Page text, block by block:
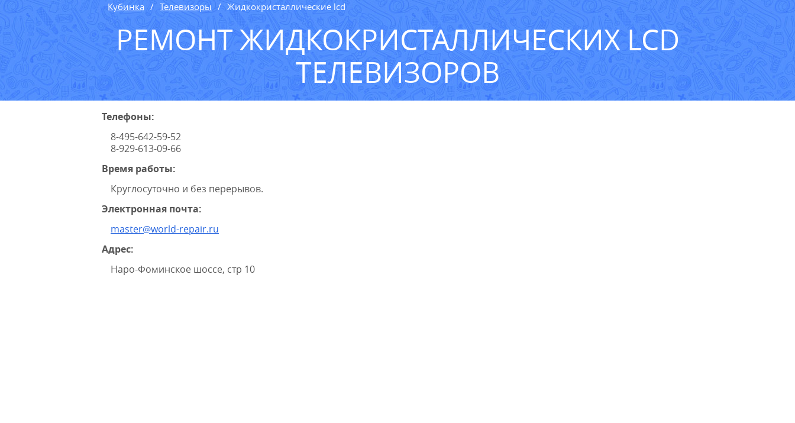
Кубинка Телевизоры Жидкокристаллические lcd
РЕМОНТ ЖИДКОКРИСТАЛЛИЧЕСКИХ LCD
ТЕЛЕВИЗОРОВ
Телефоны:
8-495-642-59-52
8-929-613-09-66
Время работы:
Круглосуточно и без перерывов.
Электронная почта:
master@world-repair.ru
Адрес:
Наро-Фоминское шоссе, стр 10